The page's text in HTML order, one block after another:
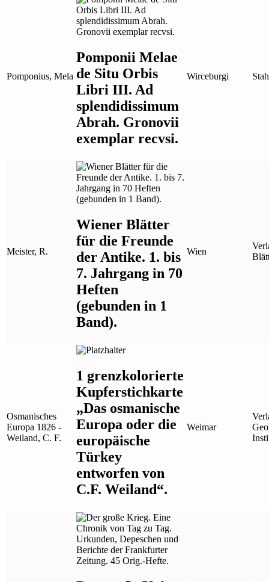
Pomponius, Mela
Pomponii Melae
de Situ Orbis
Libri III. Ad
splendidissimum
Abrah. Gronovii
exemplar recvsi.
Wirceburgi
Meister, R.
Wiener Blätter
für die Freunde
der Antike. 1. bis
7. Jahrgang in 70
Heften
(gebunden in 1
Band).
Wien
Osmanisches
Europa 1826 -
Weiland, C. F.
1 grenzkolorierte
Kupferstichkarte
„Das osmanische
Europa oder die
europäische
Türkey
entworfen von
C.F. Weiland“.
Weimar